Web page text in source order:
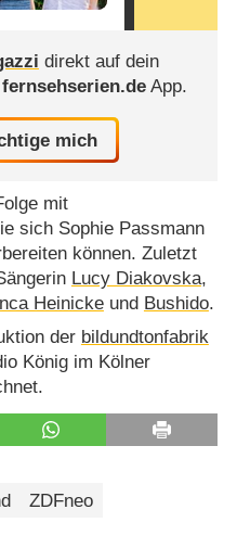
direkt auf dein
fernsehserien.deApp.
mich
mit
sich Sophie Passmann
können. Zuletzt
Lucy Diakovska,
Heinickeund Bushido.
der bildundtonfabrik
König im Kölner
ZDFneo